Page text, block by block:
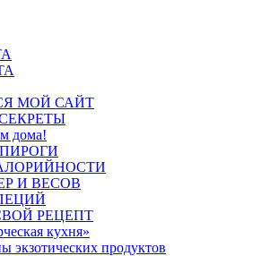
МОЙ САЙТ
дома!
И ВЕСОВ
РЕЦЕПТ
кухня»
экзотических продуктов